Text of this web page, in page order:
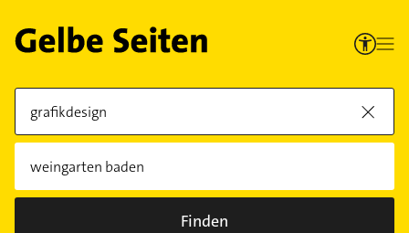
Finden